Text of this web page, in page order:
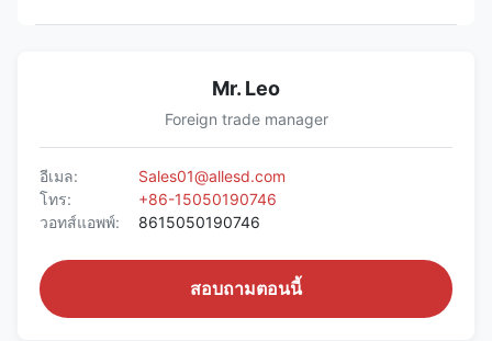
Mr. Leo
Foreign trade manager
อีเมล:
Sales01@allesd.com
โทร:
+86-15050190746
วอทส์แอพพ์:
8615050190746
สอบถามตอนนี้